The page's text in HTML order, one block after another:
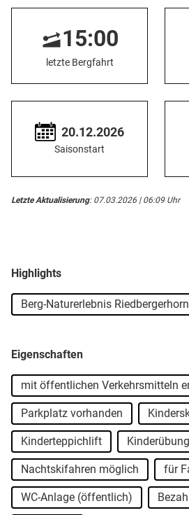
15:00
letzte Bergfahrt
20.12.2026
Saisonstart
Letzte Aktualisierung: 07.03.2026 | 06:09 Uhr
Highlights
Berg-Naturerlebnis Riedbergerhorn
Eigenschaften
mit öffentlichen Verkehrsmitteln
Parkplatz vorhanden
Kinderteppichlift
Nachtskifahren möglich für
WC-Anlage (öffentlich)